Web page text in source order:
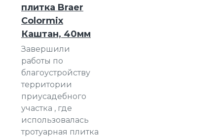
плитка Braer
Colormix
Каштан, 40мм
Завершили
работы по
благоустройству
территории
приусадебного
участка , где
использовалась
тротуарная плитка